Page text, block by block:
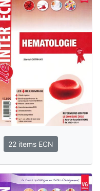
22 items ECN